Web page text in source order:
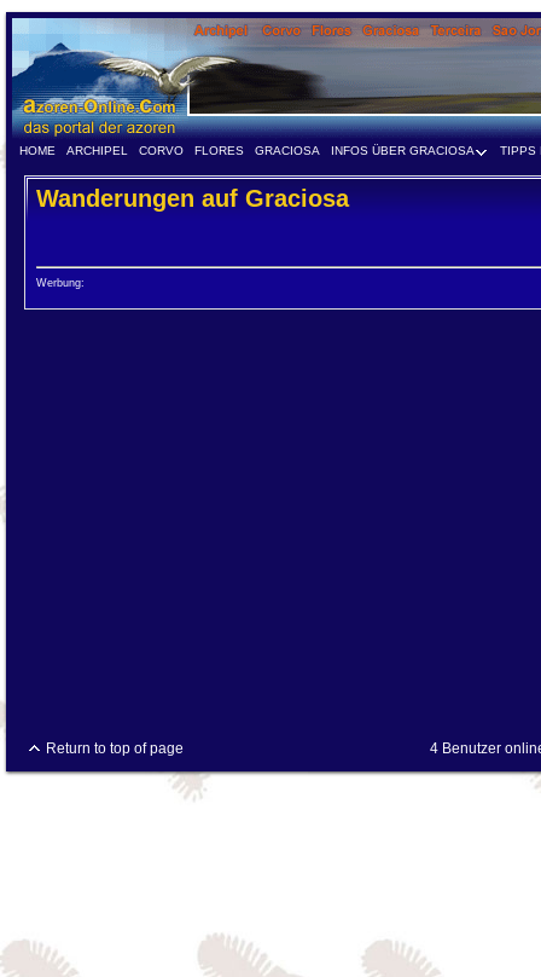
HOME ARCHIPEL CORVO FLORES GRACIOSA INFOS ÜBER GRACIOSA TIPPS
Wanderungen auf Graciosa
Werbung:
Return to top of page 4 Benutzer